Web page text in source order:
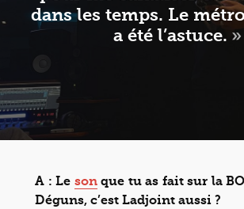
dans les temps. Le
a été l’astuce. »
A : Le sonque tu as fait sur la
Déguns, c’est Ladjoint aussi ?